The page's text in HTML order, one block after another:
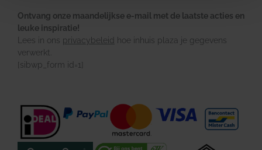
Ontvang onze maandelijkse e-mail met de laatste acties en
leuke inspiratie!
Lees in ons privacybeleid
hoe inhuis plaza je gegevens
verwerkt.
[sibwp_form id=1]